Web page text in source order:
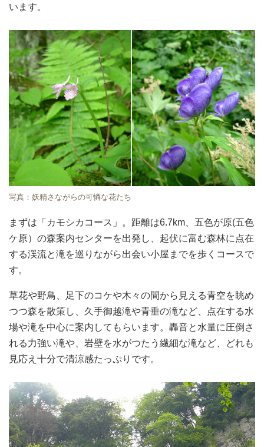
います。
写真：妖精さながらの可憐な花たち
まずは「カモシカコース」。距離は6.7km、五色が原(五色
ケ原）の森案内センターを出発し、起伏に富む森林に点在
する渓流と滝を巡りながら出会い小屋までを歩くコースで
す。
草花や野鳥、足下のコケや木々の間から見える青空を眺め
つつ森を散策し、久手御越滝や青垂の滝など、点在する水
場や滝を中心に案内してもらいます。轟音と水量に圧倒さ
れる力強い滝や、岩壁を水がつたう繊細な滝など、どれも
見応え十分で清涼感たっぷりです。